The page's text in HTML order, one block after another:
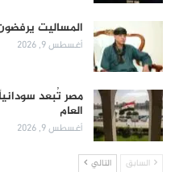
المساليت
أغسطس 9, 2026
مصر تُبعد
العام
أغسطس 9, 2026
السابق التالي